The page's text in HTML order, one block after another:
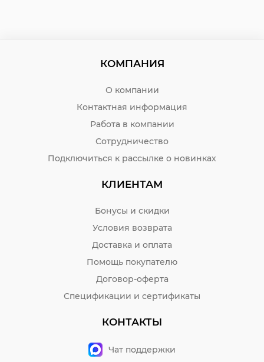
КОМПАНИЯ
О компании
Контактная информация
Работа в компании
Сотрудничество
Подключиться к рассылке о новинках
КЛИЕНТАМ
Бонусы и скидки
Условия возврата
Доставка и оплата
Помощь покупателю
Договор-оферта
Спецификации и сертификаты
КОНТАКТЫ
Чат поддержки